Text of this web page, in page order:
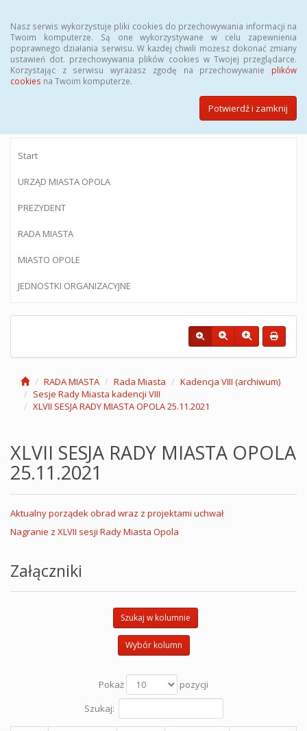
Nasz serwis wykorzystuje pliki cookies do przechowywania informacji na
Twoim komputerze. Są one wykorzystywane w celu zapewnienia
poprawnego działania serwisu. W każdej chwili możesz dokonać zmiany
ustawień dot. przechowywania plików cookies w Twojej przeglądarce.
Korzystając z serwisu wyrażasz zgodę na przechowywanie plików
cookies na Twoim komputerze.
Potwierdź i zamknij
BIULETYN INFORMACJI PUBLICZNEJ
Urzędu Miasta Opola
Start
URZĄD MIASTA OPOLA
PREZYDENT
RADA MIASTA
MIASTO OPOLE
JEDNOSTKI ORGANIZACYJNE
RADA MIASTA Rada Miasta
Kadencja VIII (archiwum)
Sesje Rady Miasta kadencji VIII
XLVII SESJA RADY MIASTA OPOLA 25.11.2021
XLVII SESJA RADY MIASTA OPOLA
25.11.2021
Aktualny porządek obrad wraz z projektami uchwał
Nagranie z XLVII sesji Rady Miasta Opola
Załączniki
Szukaj w kolumnie
Wybór kolumn
Pokaż
pozycji
Szukaj: